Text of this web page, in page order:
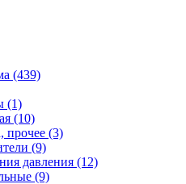
(439)
(1)
(10)
прочее (3)
(9)
давления (12)
(9)